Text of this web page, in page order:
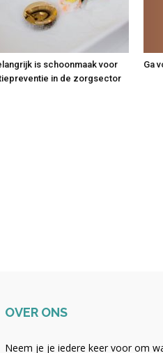
is schoonmaak voor
in de zorgsector
Ga
OVER ONS
Neem je je iedere keer voor om